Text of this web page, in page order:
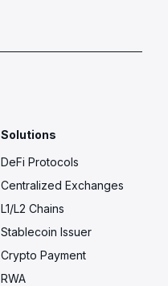
Solutions
DeFi Protocols
Centralized Exchanges
L1/L2 Chains
Stablecoin Issuer
Crypto Payment
RWA